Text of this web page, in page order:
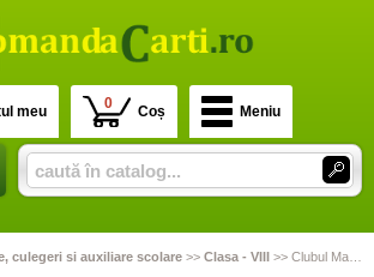
meu 0 Coș Meniu
culegeri si auxiliare scolare >> Clasa - VIII >> Clubul Matematicienilor 2020 - Clasa VIII semestrul II